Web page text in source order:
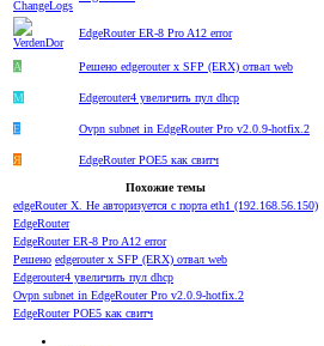
EdgeRouter ER-8 Pro A12 error
A Решено edgerouter x SFP (ERX) отвал web
M
Edgerouter4 увеличить пул dhcp
E
Ovpn subnet in EdgeRouter Pro v2.0.9-hotfix.2
Я
EdgeRouter POE5 как свитч
Похожие темы
edgeRouter X. Не авторизуется с порта eth1 (192.168.56.150)
EdgeRouter
EdgeRouter ER-8 Pro A12 error
Решено edgerouter x SFP (ERX) отвал web
Edgerouter4 увеличить пул dhcp
Ovpn subnet in EdgeRouter Pro v2.0.9-hotfix.2
EdgeRouter POE5 как свитч